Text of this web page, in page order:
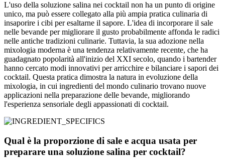
L'uso della soluzione salina nei cocktail non ha un punto di origine
unico, ma può essere collegato alla più ampia pratica culinaria di
insaporire i cibi per esaltarne il sapore. L'idea di incorporare il sale
nelle bevande per migliorare il gusto probabilmente affonda le radici
nelle antiche tradizioni culinarie. Tuttavia, la sua adozione nella
mixologia moderna è una tendenza relativamente recente, che ha
guadagnato popolarità all'inizio del XXI secolo, quando i bartender
hanno cercato modi innovativi per arricchire e bilanciare i sapori dei
cocktail. Questa pratica dimostra la natura in evoluzione della
mixologia, in cui ingredienti del mondo culinario trovano nuove
applicazioni nella preparazione delle bevande, migliorando
l'esperienza sensoriale degli appassionati di cocktail.
Qual è la proporzione di sale e acqua usata per
preparare una soluzione salina per cocktail?